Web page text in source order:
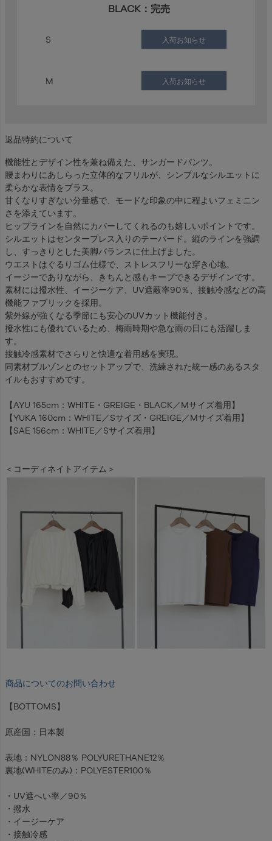
BLACK：完売
S 入荷お知らせ
M 入荷お知らせ
返品特約について
機能性とデザイン性を兼ね備えた、サンガードパンツ。
腰まわりにあしらった立体的なフリルが、シンプルなシルエットに
柔らかな表情をプラス。
甘くなりすぎない分量感で、モードな印象の中に程よいフェミニン
さを添えています。
ヒップラインを自然にカバーしてくれるのも嬉しいポイントです。
シルエットはセンタープレス入りのテーパード。縦のラインを強調
し、すっきりとした美脚バランスに仕上げました。
ウエストはぐるりゴム仕様で、ストレスフリーな穿き心地。
イージーでありながら、きちんと感もキープできるデザインです。
素材には撥水性、イージーケア、UV遮蔽率90％、接触冷感などの高
機能ファブリックを採用。
紫外線が強くなる季節にも安心のUVカット機能付き。
撥水性にも優れているため、梅雨時期や急な雨の日にも活躍しま
す。
接触冷感素材でさらりと快適な着用感を実現。
同素材ブルゾンとのセットアップで、洗練された統一感のあるスタ
イルもおすすめです。
【AYU 165cm：WHITE・GREIGE・BLACK／Mサイズ着用】
【YUKA 160cm：WHITE／Sサイズ・GREIGE／Mサイズ着用】
【SAE 156cm：WHITE／Sサイズ着用】
＜コーディネイトアイテム＞
商品についてのお問い合わせ
【BOTTOMS】
原産国：日本製
表地：NYLON88％ POLYURETHANE12％
裏地(WHITEのみ)：POLYESTER100％
・UV遮へい率／90％
・撥水
・イージーケア
・接触冷感